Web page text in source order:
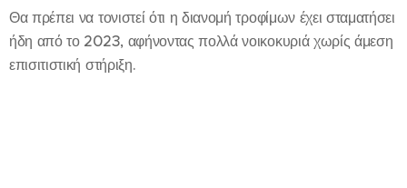
Θα πρέπει να τονιστεί ότι η διανομή τροφίμων έχει σταματήσει
ήδη από το 2023, αφήνοντας πολλά νοικοκυριά χωρίς άμεση
επισιτιστική στήριξη.